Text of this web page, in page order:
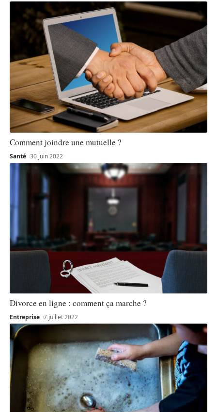
Comment joindre une mutuelle ?
Santé 30 juin 2022
Divorce en ligne : comment ça marche ?
Entreprise 7 juillet 2022